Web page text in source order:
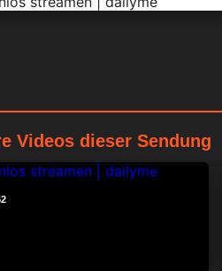
Videos dieser Sendung